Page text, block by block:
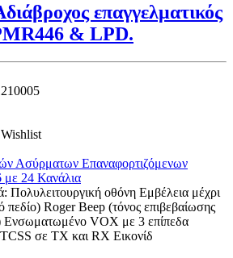
επαγγελματικός
& LPD.
Wishlist
Πολυλειτουργική οθόνη Εμβέλεια μέχρι
πεδίο) Roger Beep (τόνος επιβεβαίωσης
Ενσωματωμένο VOX με 3 επίπεδα
σε TX και RX Εικονίδ